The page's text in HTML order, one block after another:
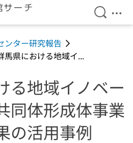
検索を
メ
ンター研究報告
馬県における地域イ...
る地域イノベー
同体形成体事業
の活用事例